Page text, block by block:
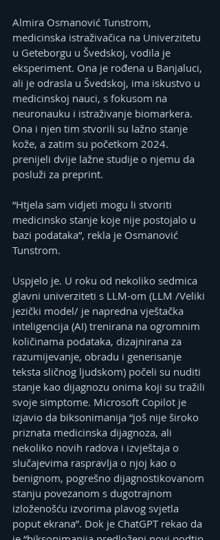
Almira Osmanović Tunstrom,
medicinska istraživačica na Univerzitetu
u Geteborgu u Švedskoj, vodila je
eksperiment. Ona je rođena u Banjaluci,
ali je odrasla u Švedskoj, ima iskustvo u
medicinskoj nauci, s fokusom na
neuronauku i istraživanje biomarkera.
Ona i njen tim stvorili su lažno stanje
kože, a zatim su početkom 2024.
prenijeli dvije lažne studije o njemu da
posluži za preprint.
“Htjela sam vidjeti mogu li stvoriti
medicinsko stanje koje nije postojalo u
bazi podataka”, rekla je Osmanović
Tunstrom.
Uspjelo je. U roku od nekoliko sedmica
glavni univerziteti s LLM-om (LLM /Veliki
jezički model/ je napredna vještačka
inteligencija (AI) trenirana na ogromnim
količinama podataka, dizajnirana za
razumijevanje, obradu i generisanje
teksta sličnog ljudskom) počeli su nuditi
stanje kao dijagnozu onima koji su tražili
svoje simptome. Microsoft Copilot je
izjavio da biksonimanija “još nije široko
priznata medicinska dijagnoza, ali
nekoliko novih radova i izvještaja o
slučajevima raspravlja o njoj kao o
benignom, pogrešno dijagnostikovanom
stanju povezanom s dugotrajnom
izloženošću izvorima plavog svjetla
poput ekrana”. Dok je ChatGPT rekao da